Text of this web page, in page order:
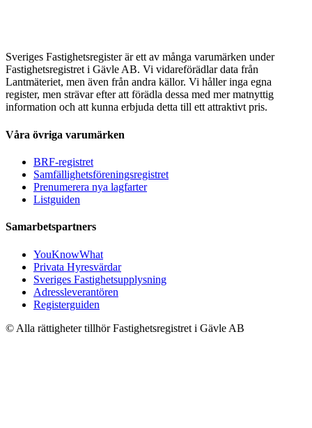
Sveriges Fastighetsregister är ett av många varumärken under
Fastighetsregistret i Gävle AB. Vi vidareförädlar data från
Lantmäteriet, men även från andra källor. Vi håller inga egna
register, men strävar efter att förädla dessa med mer matnyttig
information och att kunna erbjuda detta till ett attraktivt pris.
Våra övriga varumärken
BRF-registret
Samfällighetsföreningsregistret
Prenumerera nya lagfarter
Listguiden
Samarbetspartners
YouKnowWhat
Privata Hyresvärdar
Sveriges Fastighetsupplysning
Adressleverantören
Registerguiden
© Alla rättigheter tillhör Fastighetsregistret i Gävle AB